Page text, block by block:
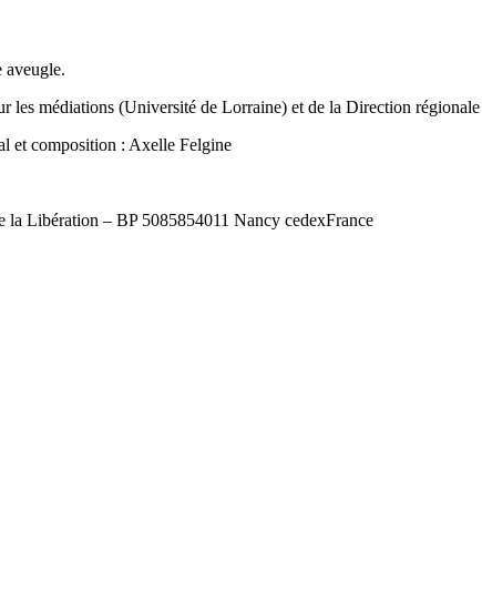
aveugle.
les médiations (Université de Lorraine) et de la Direction
et composition : Axelle Felgine
la Libération – BP 5085854011 Nancy cedexFrance